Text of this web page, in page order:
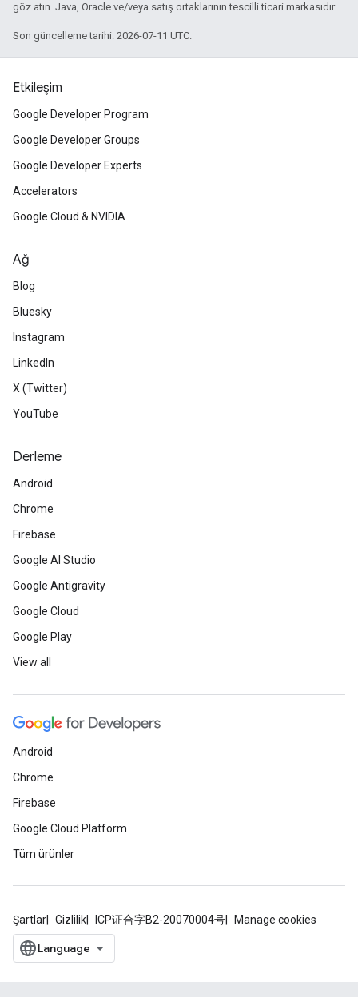
göz atın. Java, Oracle ve/veya satış ortaklarının tescilli ticari markasıdır.
Son güncelleme tarihi: 2026-07-11 UTC.
Etkileşim
Google Developer Program
Google Developer Groups
Google Developer Experts
Accelerators
Google Cloud & NVIDIA
Ağ
Blog
Bluesky
Instagram
LinkedIn
X (Twitter)
YouTube
Derleme
Android
Chrome
Firebase
Google AI Studio
Google Antigravity
Google Cloud
Google Play
View all
Android
Chrome
Firebase
Google Cloud Platform
Tüm ürünler
Şartlar Gizlilik ICP证合字B2-20070004号 Manage cookies